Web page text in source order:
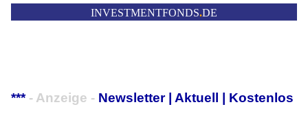
INVESTMENTFONDS.DE
*** - Anzeige - Newsletter | Aktuell | Kostenlos